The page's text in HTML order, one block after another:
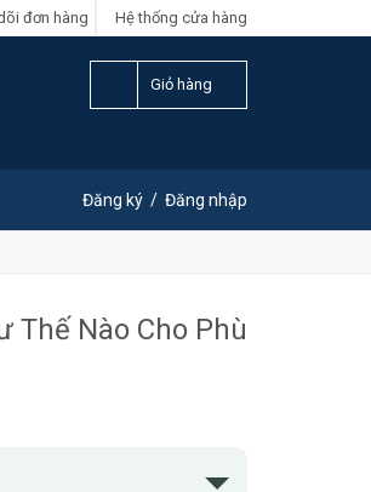
Hệ thống cửa hàng
đơn hàng
Giỏ hàng
Đăng ký / Đăng nhập
Thế Nào Cho Phù